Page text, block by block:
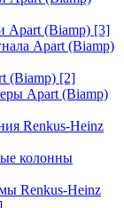
Apart (Biamp) [3]
Apart (Biamp)
(Biamp) [2]
Apart (Biamp)
Renkus-Heinz
колонны
Renkus-Heinz